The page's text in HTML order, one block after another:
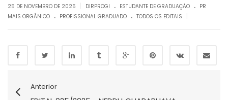
25 DE NOVEMBRO DE 2025 DIRPROGI . ESTUDANTE DE GRADUAÇÃO . PR
MAIS ORGÂNICO . PROFISSIONAL GRADUADO . TODOS OS EDITAIS
Anterior